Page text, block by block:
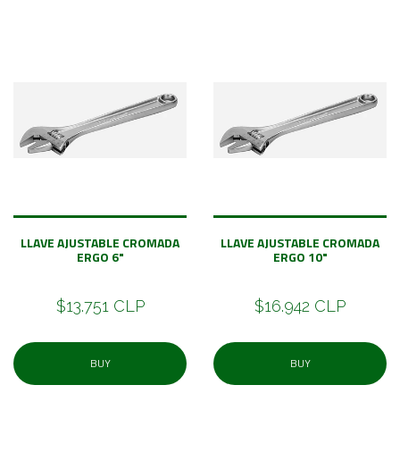
LLAVE AJUSTABLE CROMADA
ERGO 6"
$13.751 CLP
BUY
LLAVE AJUSTABLE CROMADA
ERGO 10"
$16.942 CLP
BUY